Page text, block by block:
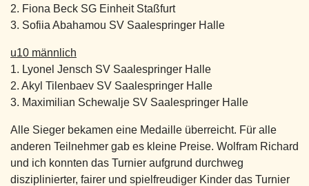
2. Fiona Beck SG Einheit Staßfurt
3. Sofiia Abahamou SV Saalespringer Halle
u10 männlich
1. Lyonel Jensch SV Saalespringer Halle
2. Akyl Tilenbaev SV Saalespringer Halle
3. Maximilian Schewalje SV Saalespringer Halle
Alle Sieger bekamen eine Medaille überreicht. Für alle
anderen Teilnehmer gab es kleine Preise. Wolfram Richard
und ich konnten das Turnier aufgrund durchweg
disziplinierter, fairer und spielfreudiger Kinder das Turnier